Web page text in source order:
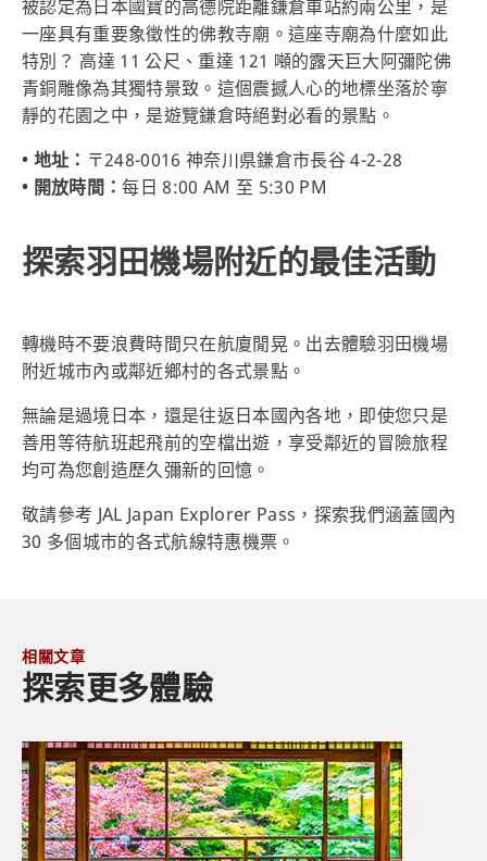
被認定為日本國寶的高德院距離鎌倉車站約兩公里，是
一座具有重要象徵性的佛教寺廟。這座寺廟為什麼如此
特別？ 高達 11 公尺、重達 121 噸的露天巨大阿彌陀佛
青銅雕像為其獨特景致。這個震撼人心的地標坐落於寧
靜的花園之中，是遊覽鎌倉時絕對必看的景點。
• 地址： 〒248-0016 神奈川県鎌倉市長谷 4-2-28
• 開放時間：每日 8:00 AM 至 5:30 PM
探索羽田機場附近的最佳活動
轉機時不要浪費時間只在航廈閒晃。出去體驗羽田機場
附近城市內或鄰近鄉村的各式景點。
無論是過境日本，還是往返日本國內各地，即使您只是
善用等待航班起飛前的空檔出遊，享受鄰近的冒險旅程
均可為您創造歷久彌新的回憶。
敬請參考 JAL Japan Explorer Pass，探索我們涵蓋國內
30 多個城市的各式航線特惠機票。
相關文章
探索更多體驗